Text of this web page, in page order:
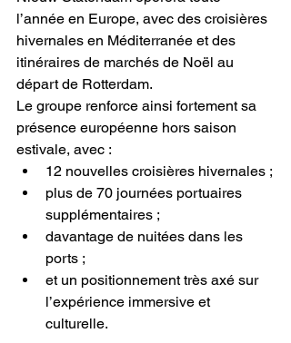
l’année en Europe, avec des croisières
hivernales en Méditerranée et des
itinéraires de marchés de Noël au
départ de Rotterdam.
Le groupe renforce ainsi fortement sa
présence européenne hors saison
estivale, avec :
12 nouvelles croisières hivernales ;
plus de 70 journées portuaires
supplémentaires ;
davantage de nuitées dans les
ports ;
et un positionnement très axé sur
l’expérience immersive et
culturelle.